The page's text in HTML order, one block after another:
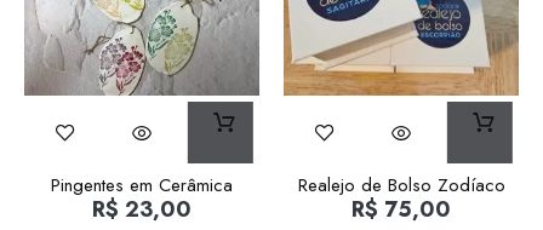
Pingentes em Cerâmica
R$ 23,00
Realejo de Bolso Zodíaco
R$ 75,00